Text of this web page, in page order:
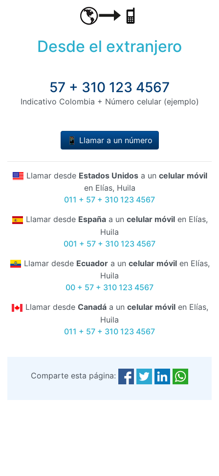
Desde el extranjero
57 + 310 123 4567
Indicativo Colombia + Número celular (ejemplo)
📱 Llamar a un número
Llamar desde Estados Unidosa un celular móvil
en Elías, Huila
011 + 57 + 310 123 4567
Llamar desde Españaa un celular móvilen Elías,
Huila
001 + 57 + 310 123 4567
Llamar desde Ecuadora un celular móvilen Elías,
Huila
00 + 57 + 310 123 4567
Llamar desde Canadáa un celular móvilen Elías,
Huila
011 + 57 + 310 123 4567
Comparte esta página: